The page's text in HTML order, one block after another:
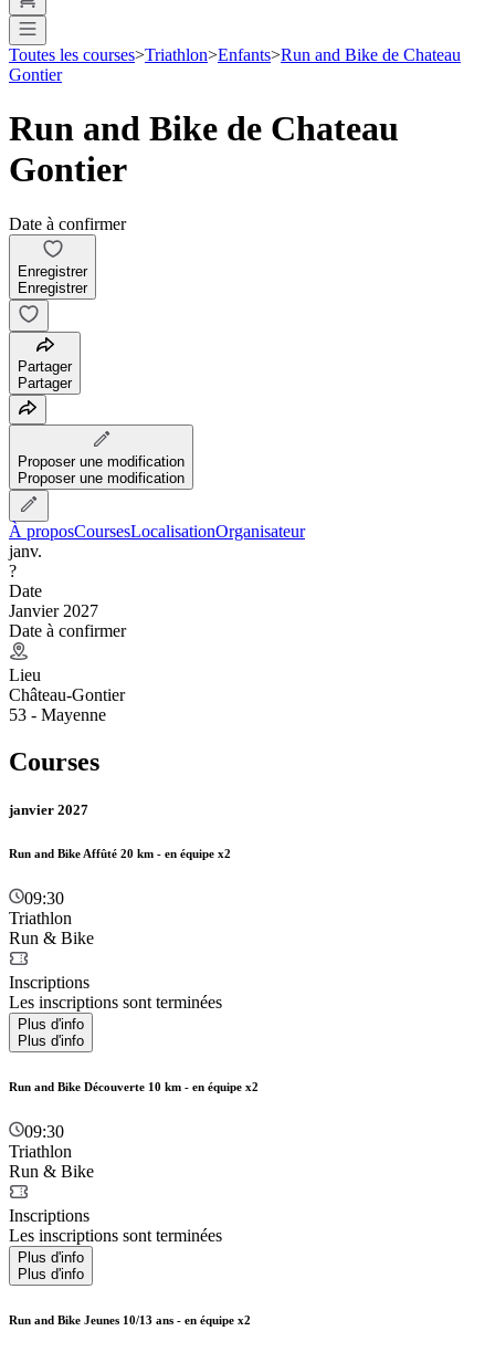
Toutes les courses>Triathlon>Enfants>Run and Bike de Chateau
Gontier
Run and Bike de Chateau
Gontier
Date à confirmer
Enregistrer
Enregistrer
Partager
Partager
Proposer une modification
Proposer une modification
À proposCoursesLocalisationOrganisateur
janv.
?
Date
Janvier 2027
Date à confirmer
Lieu
Château-Gontier
53 - Mayenne
Courses
janvier 2027
Run and Bike Affûté 20 km - en équipe x2
09:30
Triathlon
Run & Bike
Inscriptions
Les inscriptions sont terminées
Plus d'info
Plus d'info
Run and Bike Découverte 10 km - en équipe x2
09:30
Triathlon
Run & Bike
Inscriptions
Les inscriptions sont terminées
Plus d'info
Plus d'info
Run and Bike Jeunes 10/13 ans - en équipe x2